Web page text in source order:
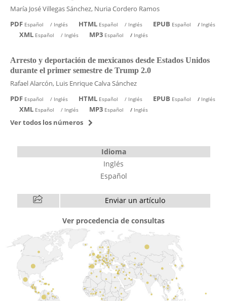
María José Villegas Sánchez, Nuria Cordero Ramos
PDF Español / Inglés HTML Español / Inglés EPUB Español / Inglés
XML Español / Inglés MP3 Español / Inglés
Arresto y deportación de mexicanos desde Estados Unidos
durante el primer semestre de Trump 2.0
Rafael Alarcón, Luis Enrique Calva Sánchez
PDF Español / Inglés HTML Español / Inglés EPUB Español / Inglés
XML Español / Inglés MP3 Español / Inglés
Ver todos los números
Idioma
Inglés
Español
Enviar un artículo
Ver procedencia de consultas